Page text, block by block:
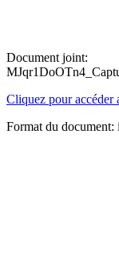
Document joint:
Cliquez pour accéder
Format du document: